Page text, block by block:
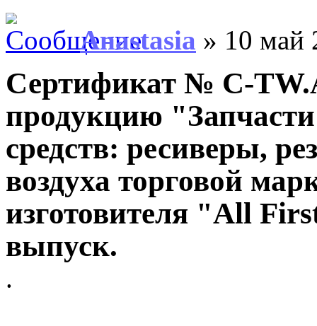
Anastasia » 10 май
Сертификат № С-
продукцию
средств: ресиверы,
воздуха торговой
изготовителя "All
выпуск.
.